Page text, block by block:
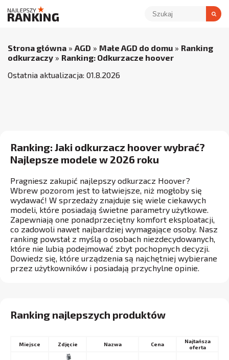
Strona główna » AGD » Małe AGD do domu » Ranking
odkurzaczy » Ranking: Odkurzacze hoover
Ostatnia aktualizacja: 01.8.2026
Ranking: Jaki odkurzacz hoover wybrać?
Najlepsze modele w 2026 roku
Pragniesz zakupić najlepszy odkurzacz Hoover?
Wbrew pozorom jest to łatwiejsze, niż mogłoby się
wydawać! W sprzedaży znajduje się wiele ciekawych
modeli, które posiadają świetne parametry użytkowe.
Zapewniają one ponadprzeciętny komfort eksploatacji,
co zadowoli nawet najbardziej wymagające osoby. Nasz
ranking powstał z myślą o osobach niezdecydowanych,
które nie lubią podejmować zbyt pochopnych decyzji.
Dowiedz się, które urządzenia są najchętniej wybierane
przez użytkowników i posiadają przychylne opinie.
Ranking najlepszych produktów
Miejsce Nazwa Cena
Najtańsza
oferta